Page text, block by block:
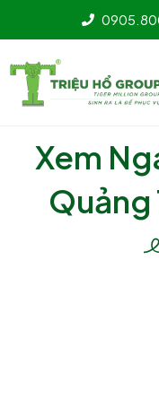
dung
Xem
Quảng